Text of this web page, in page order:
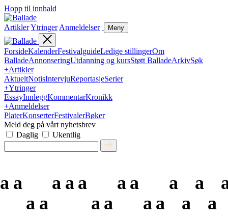
Hopp til innhald
ArtiklerYtringer Anmeldelser Meny
ForsideKalenderFestivalguideLedige stillingerOm
BalladeAnnonseringUtdanning og kursStøtt BalladeArkivSøk
+Artikler
AktueltNotisIntervjuReportasjeSerier
+Ytringer
EssayInnleggKommentarKronikk
+Anmeldelser
PlaterKonserterFestivalerBøker
Meld deg på vårt nyhetsbrev
Daglig
Ukentlig
a
a
a a
a
a
a
a
a
a
a